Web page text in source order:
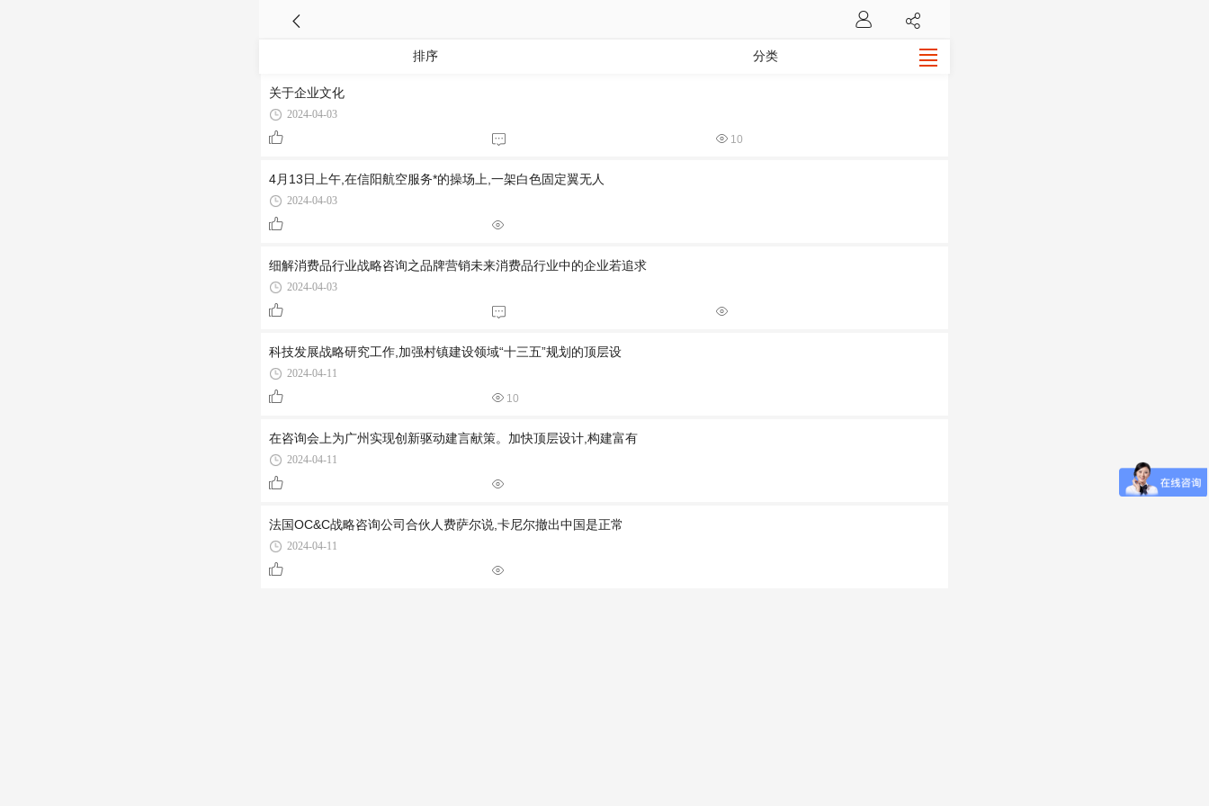
排序 分类
关于企业文化
2024-04-03
10
4月13日上午,在信阳航空服务*的操场上,一架白色固定翼无人
2024-04-03
细解消费品行业战略咨询之品牌营销未来消费品行业中的企业若追求
2024-04-03
科技发展战略研究工作,加强村镇建设领域“十三五”规划的顶层设
2024-04-11
10
在咨询会上为广州实现创新驱动建言献策。加快顶层设计,构建富有
2024-04-11
法国OC&C战略咨询公司合伙人费萨尔说,卡尼尔撤出中国是正常
2024-04-11